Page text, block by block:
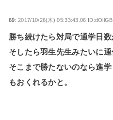
69:2017/10/26(木) 05:33:43.06
勝ち続けたら対局で通学日
そしたら羽生先生みたいに
そこまで勝たないのなら進
もおくれるかと。